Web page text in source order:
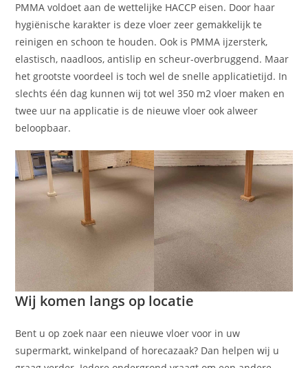
PMMA voldoet aan de wettelijke HACCP eisen. Door haar
hygiënische karakter is deze vloer zeer gemakkelijk te
reinigen en schoon te houden. Ook is PMMA ijzersterk,
elastisch, naadloos, antislip en scheur-overbruggend. Maar
het grootste voordeel is toch wel de snelle applicatietijd. In
slechts één dag kunnen wij tot wel 350 m2 vloer maken en
twee uur na applicatie is de nieuwe vloer ook alweer
beloopbaar.
Wij komen langs op locatie
Bent u op zoek naar een nieuwe vloer voor in uw
supermarkt, winkelpand of horecazaak? Dan helpen wij u